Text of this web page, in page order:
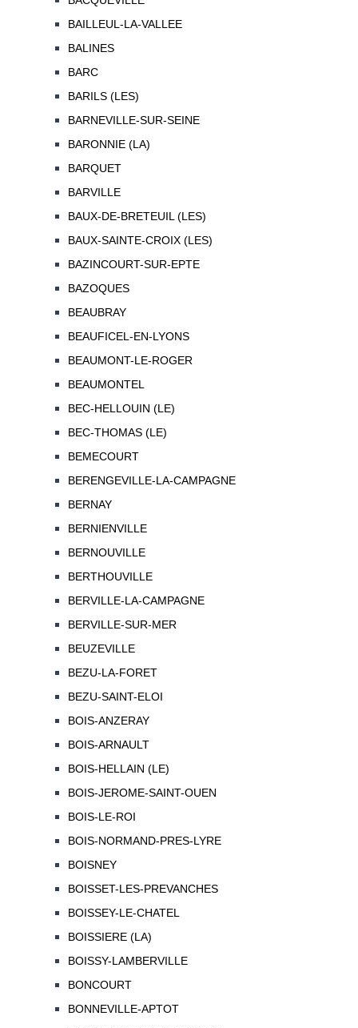
BAILLEUL-LA-VALLEE
BALINES
BARC
BARILS (LES)
BARNEVILLE-SUR-SEINE
BARONNIE (LA)
BARQUET
BARVILLE
BAUX-DE-BRETEUIL (LES)
BAUX-SAINTE-CROIX (LES)
BAZINCOURT-SUR-EPTE
BAZOQUES
BEAUBRAY
BEAUFICEL-EN-LYONS
BEAUMONT-LE-ROGER
BEAUMONTEL
BEC-HELLOUIN (LE)
BEC-THOMAS (LE)
BEMECOURT
BERENGEVILLE-LA-CAMPAGNE
BERNAY
BERNIENVILLE
BERNOUVILLE
BERTHOUVILLE
BERVILLE-LA-CAMPAGNE
BERVILLE-SUR-MER
BEUZEVILLE
BEZU-LA-FORET
BEZU-SAINT-ELOI
BOIS-ANZERAY
BOIS-ARNAULT
BOIS-HELLAIN (LE)
BOIS-JEROME-SAINT-OUEN
BOIS-LE-ROI
BOIS-NORMAND-PRES-LYRE
BOISNEY
BOISSET-LES-PREVANCHES
BOISSEY-LE-CHATEL
BOISSIERE (LA)
BOISSY-LAMBERVILLE
BONCOURT
BONNEVILLE-APTOT